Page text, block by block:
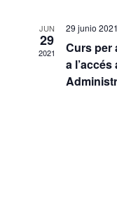
JUN
29
2021
29 junio
Curs per
a